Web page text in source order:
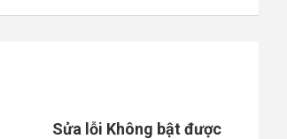
Sửa lỗi Không bật được